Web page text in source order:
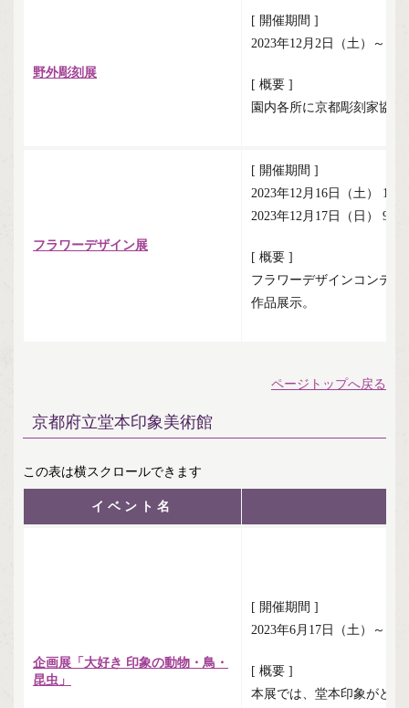
野外彫刻展
[ 開催期間 ]
2023年12月2日（土）～12
[ 概要 ]
園内各所に京都彫刻家協
フラワーデザイン展
[ 開催期間 ]
2023年12月16日（土）
2023年12月17日（日） 9:00
[ 概要 ]
フラワーデザインコンテ
作品展示。
ページトップへ戻る
京都府立堂本印象美術館
イベント名
企画展「大好き 印象の動物・鳥・
昆虫」
[ 開催期間 ]
2023年6月17日（土）～11
[ 概要 ]
本展では、堂本印象がど